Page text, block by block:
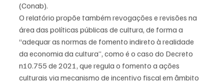
(Conab).
O relatório propõe também revogações e revisões na
área das políticas públicas de cultura, de forma a
“adequar as normas de fomento indireto à realidade
da economia da cultura”, como é o caso do Decreto
n10.755 de 2021, que regula o fomento a ações
culturais via mecanismo de incentivo fiscal em âmbito